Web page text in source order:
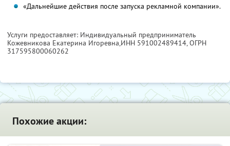
«Дальнейшие действия после запуска рекламной компании».
Услуги предоставляет: Индивидуальный предприниматель
Кожевникова Екатерина Игоревна,ИНН 591002489414, ОГРН
317595800060262
Похожие акции: